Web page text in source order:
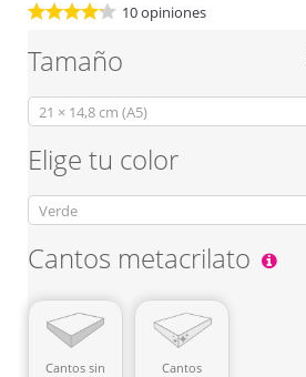
10opiniones
Tamaño
Elige tu color
Cantos metacrilato
Cantos sin
Cantos